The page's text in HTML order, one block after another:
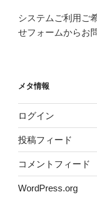
システムご利用ご
せフォームからお
メタ情報
ログイン
投稿フィード
コメントフィード
WordPress.org